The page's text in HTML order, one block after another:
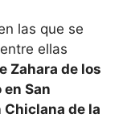
las que se
ellas
Zahara de los
en San
Chiclana de la